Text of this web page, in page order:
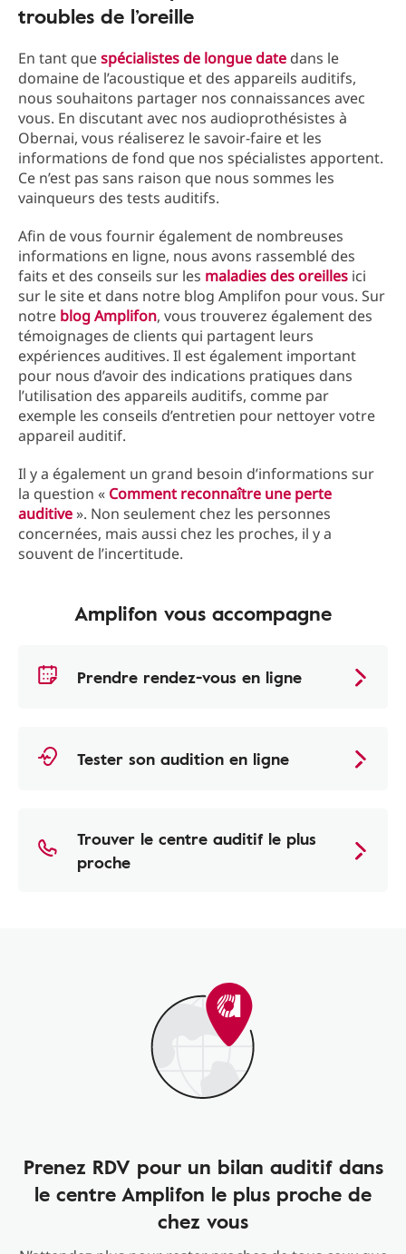
troubles de l’oreille
En tant quespécialistes de longue date dans le
domaine de l’acoustique et des appareils auditifs,
nous souhaitons partager nos connaissances avec
vous. En discutant avec nos audioprothésistes à
Obernai, vous réaliserez le savoir-faire et les
informations de fond que nos spécialistes apportent.
Ce n’est pas sans raison que nous sommes les
vainqueurs des tests auditifs.
Afin de vous fournir également de nombreuses
informations en ligne, nous avons rassemblé des
faits et des conseils sur les maladies des oreilles ici
sur le site et dans notre blog Amplifon pour vous. Sur
notre blog Amplifon, vous trouverez également des
témoignages de clients qui partagent leurs
expériences auditives. Il est également important
pour nous d’avoir des indications pratiques dans
l’utilisation des appareils auditifs, comme par
exemple les conseils d’entretien pour nettoyer votre
appareil auditif.
Il y a également un grand besoin d’informations sur
la question « Comment reconnaître une perte
auditive». Non seulement chez les personnes
concernées, mais aussi chez les proches, il y a
souvent de l’incertitude.
Amplifon vous accompagne
Prendre rendez-vous en ligne
Tester son audition en ligne
Trouver le centre auditif le plus
proche
Prenez RDV pour un bilan auditif dans
le centre Amplifon le plus proche de
chez vous